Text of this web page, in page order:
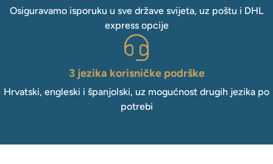
Osiguravamo isporuku u sve države svijeta, uz poštu i DHL
express opcije
3 jezika korisničke podrške
Hrvatski, engleski i španjolski, uz mogućnost drugih jezika po
potrebi